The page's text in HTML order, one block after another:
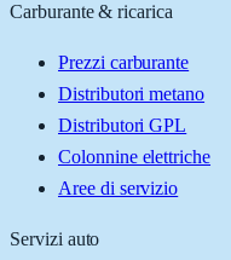
Carburante & ricarica
Prezzi carburante
Distributori metano
Distributori GPL
Colonnine elettriche
Aree di servizio
Servizi auto